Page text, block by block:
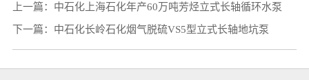
上一篇： 中石化上海石化年产60万吨芳烃立式长轴循环水泵
下一篇： 中石化长岭石化烟气脱硫VS5型立式长轴地坑泵